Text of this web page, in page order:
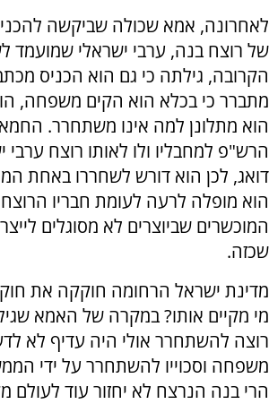
לאחרונה, אמא שכולה שביקשה
של רוצח בנה, ערבי ישראלי שמועמד
הקרובה, גילתה כי גם הוא הכניס
מתברר כי בכלא הוא הקים משפחה,
הוא מתלונן למה אינו משתחרר.
הרש"פ למחבליו ולו לאותו רוצח
דואג, לכן הוא דורש לשחררו באחת
הוא מופלה לרעה לעומת חבריו
המוכשרים שביוצרים לא מסוגלים
שכזה.
מדינת ישראל הרחומה חוקקה את
מי מקיים אותו? במקרה של האמא
רוצה להשתחרר אולי היה עדיף לא
משפחה וסכוייו להשתחרר על ידי
הרי בנה הנרצח לא יחזור עוד לעולם